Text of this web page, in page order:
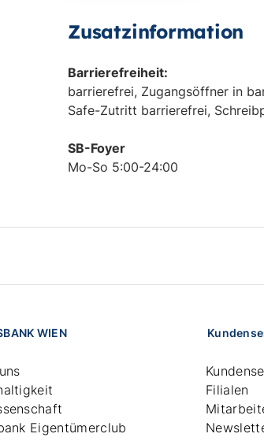
Zusatzinformation
Barrierefreiheit:
barrierefrei, Zugangsöffner in
Safe-Zutritt barrierefrei,
SB-Foyer
Mo-So 5:00-24:00
WIEN
Eigentümerclub
Filialen